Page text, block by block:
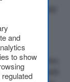
non compatibili
e
per consentire,
con le società
and
to show